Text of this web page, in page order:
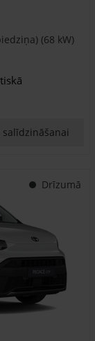
(68 kW)
salīdzināšanai
Drīzumā